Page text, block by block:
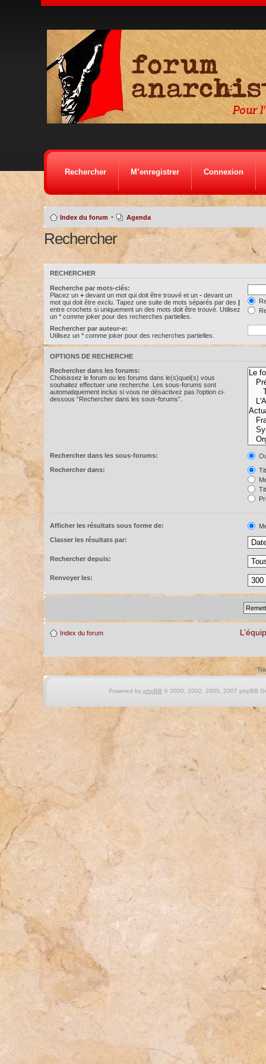
Rechercher M’enregistrer Connexion
Index du forum • Agenda
Rechercher
RECHERCHER
Recherche par mots-clés:
Placez un +devant un mot qui doit être trouvé et un -devant un
mot qui doit être exclu. Tapez une suite de mots séparés par des |
entre crochets si uniquement un des mots doit être trouvé. Utilisez
un * comme joker pour des recherches partielles.
Rechercher par auteur-e:
Utilisez un * comme joker pour des recherches partielles.
OPTIONS DE RECHERCHE
Rechercher dans les forums:
Choisissez le forum ou les forums dans le(s)quel(s) vous
souhaitez effectuer une recherche. Les sous-forums sont
automatiquement inclus si vous ne désactivez pas l’option ci-
dessous “Rechercher dans les sous-forums”.
Rechercher dans les sous-forums:
Rechercher dans:
Afficher les résultats sous forme de:
Classer les résultats par:
Rechercher depuis:
Renvoyer les:
Index du forum
Powered by phpBB © 2000, 2002, 2005, 2007 phpBB